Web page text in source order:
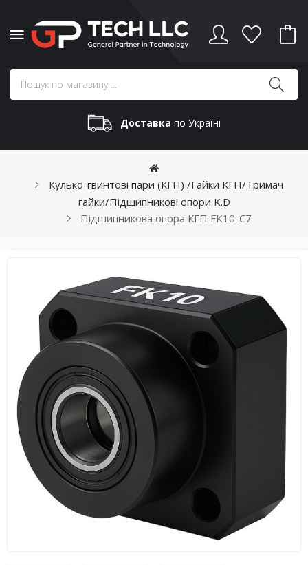
Доставка по Україні
Кулько-гвинтові пари (КГП) /Гайки КГП/Тримач
гайки/Підшипникові опори K.D
Підшипникова опора КГП FK10-C7